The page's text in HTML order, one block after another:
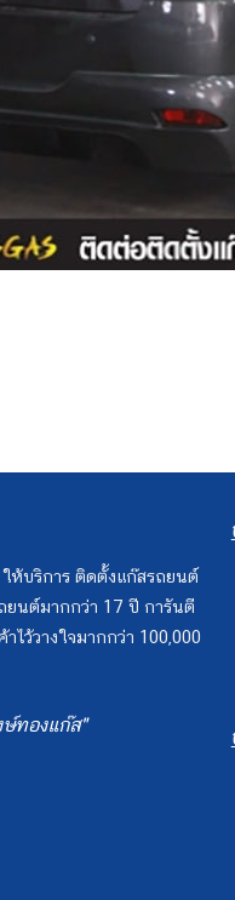
ให้บริการ ติดตั้งแก๊สรถยนต์
ยนต์มากกว่า 17 ปี การันตี
ไว้วางใจมากกว่า 100,000
ทองแก๊ส"